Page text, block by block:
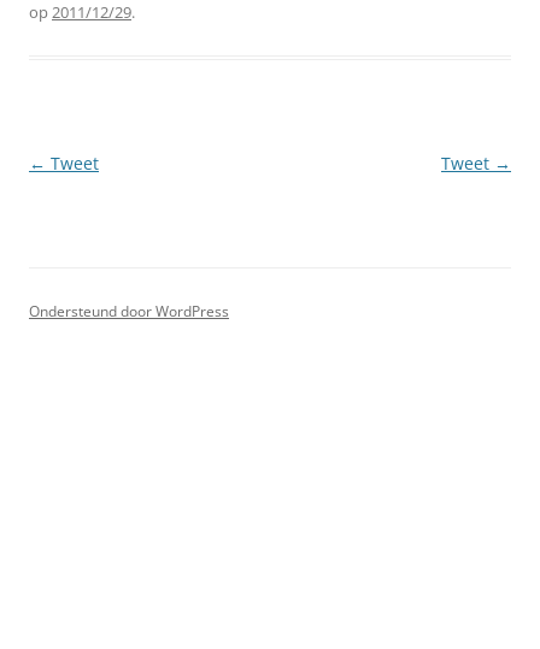
op2011/12/29.
Berichtnavigatie
← Tweet Tweet →
Ondersteund door WordPress